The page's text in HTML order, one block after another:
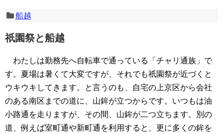
船越
祇園祭と船越
わたしは勤務先へ自転車で通っている「チャリ通族」で
す。夏場は暑くて大変ですが、それでも祇園祭が近づくと
ウキウキしてきます。と言うのも、自宅の上京区から会社
のある南区までの道に、山鉾が立つからです。いつもは油
小路通を走りますが、その間、山鉾が二つ立ちます。別の
道、例えば室町通や新町通を利用すると、更に多くの鉾を